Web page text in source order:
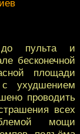
до пульта и
бесконечной
площади
ухудшением
проводить
всех
мощи